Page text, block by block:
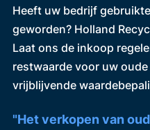
Heeft uw bedrijf
geworden? Holland
Laat ons de inkoop
restwaarde voor uw
vrijblijvende
"Het verkopen van